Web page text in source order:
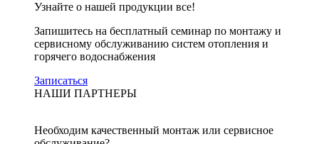
Узнайте о нашей продукции все!
Запишитесь на бесплатный семинар по монтажу и
сервисному обслуживанию систем отопления и
горячего водоснабжения
Записаться
НАШИ ПАРТНЕРЫ
Необходим качественный монтаж или сервисное